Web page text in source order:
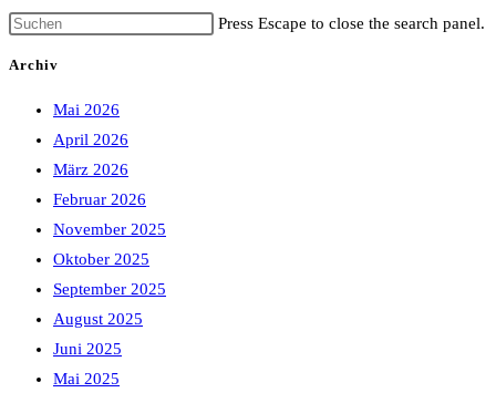
Press Escape to close the search panel.
Archiv
Mai 2026
April 2026
März 2026
Februar 2026
November 2025
Oktober 2025
September 2025
August 2025
Juni 2025
Mai 2025